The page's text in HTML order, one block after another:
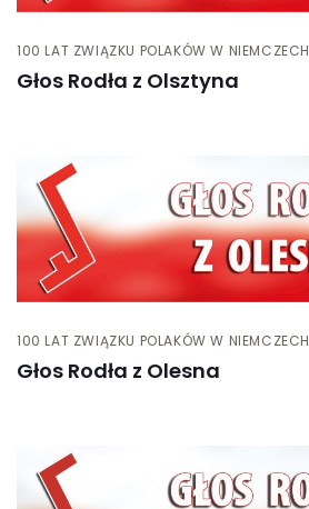
100 LAT ZWIĄZKU POLAKÓW W NIEMCZECH
Głos Rodła z Olsztyna
100 LAT ZWIĄZKU POLAKÓW W NIEMCZECH
Głos Rodła z Olesna